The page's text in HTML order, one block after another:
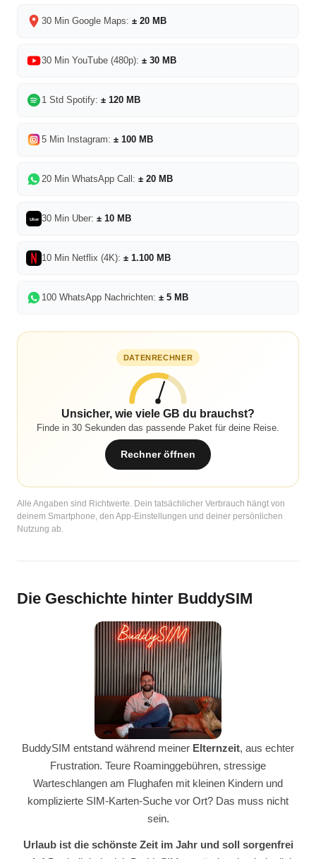
30 Min Google Maps: ± 20 MB
30 Min YouTube (480p): ± 30 MB
1 Std Spotify: ± 120 MB
5 Min Instagram: ± 100 MB
20 Min WhatsApp Call: ± 20 MB
Uber 30 Min Uber: ± 10 MB
10 Min Netflix (4K): ± 1.100 MB
100 WhatsApp Nachrichten: ± 5 MB
DATENRECHNER
Unsicher, wie viele GB du brauchst?
Finde in 30 Sekunden das passende Paket für deine Reise.
Rechner öffnen
Alle Angaben sind Richtwerte. Dein tatsächlicher Verbrauch hängt von
deinem Smartphone, den App-Einstellungen und deiner persönlichen
Nutzung ab.
Die Geschichte hinter BuddySIM
BuddySIM entstand während meiner Elternzeit, aus echter
Frustration. Teure Roaminggebühren, stressige
Warteschlangen am Flughafen mit kleinen Kindern und
komplizierte SIM-Karten-Suche vor Ort? Das muss nicht
sein.
Urlaub ist die schönste Zeit im Jahr und soll sorgenfrei